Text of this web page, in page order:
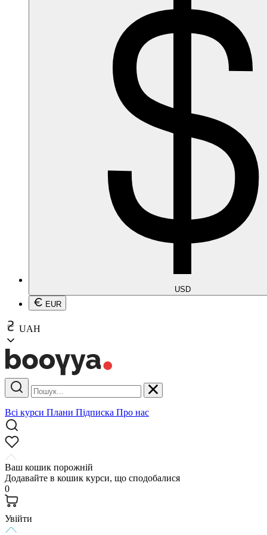
USD
EUR
UAH
Всі курси Плани Підписка Про нас
Ваш кошик порожній
Додавайте в кошик курси, що сподобалися
0
Увійти